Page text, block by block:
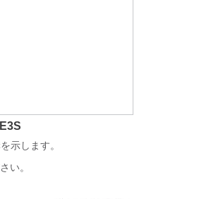
示します。
い。